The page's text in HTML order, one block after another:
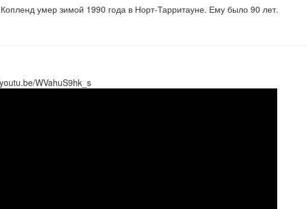
умер зимой 1990 года в Норт-Тарритауне. Ему было 90 лет.
WVahuS9hk_s